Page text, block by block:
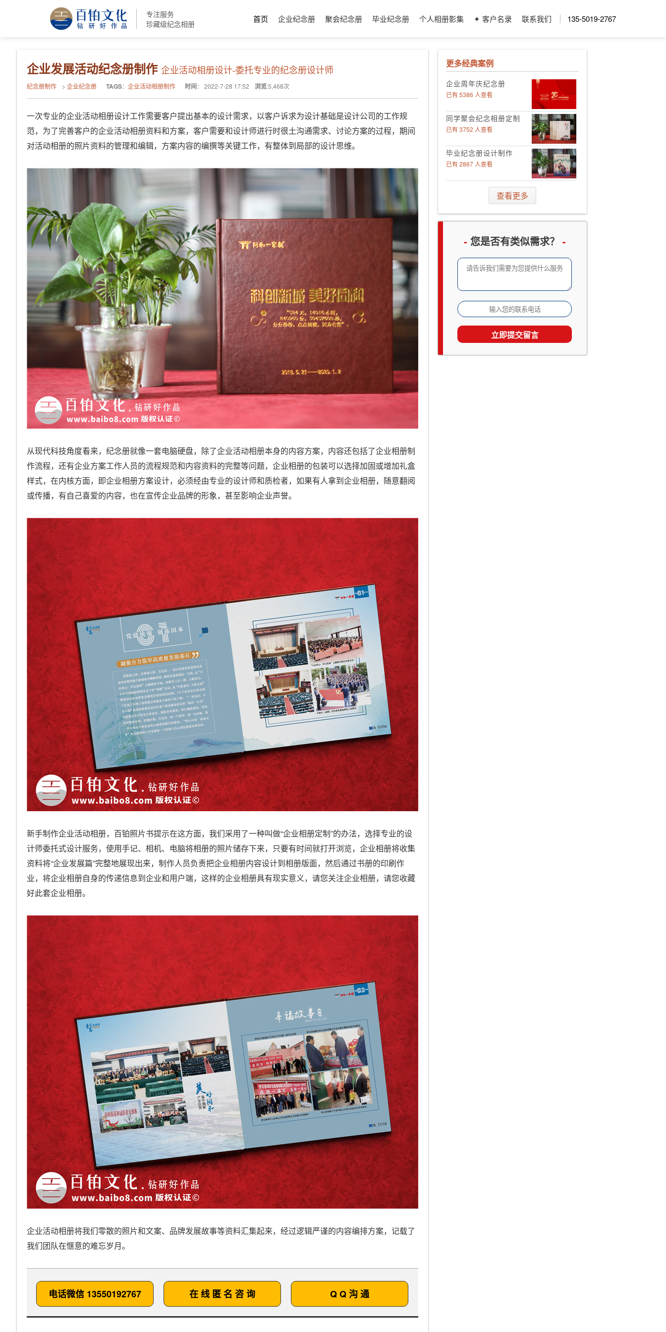
专注服务
珍藏级纪念相册
首页 企业纪念册 聚会纪念册 毕业纪念册 个人相册影集 ✦ 客户名录 联系我们 135-5019-2767
企业发展活动纪念册制作 企业活动相册设计-委托专业的纪念册设计师
纪念册制作 > 企业纪念册 TAGS： 企业活动相册制作 时间： 2022-7-28 17:52 浏览:5,468次
一次专业的企业活动相册设计工作需要客户提出基本的设计需求，以客户诉求为设计基础是设计公司的工作规
范，为了完善客户的企业活动相册资料和方案，客户需要和设计师进行时很土沟通需求、讨论方案的过程，期间
对活动相册的照片资料的管理和编辑，方案内容的编撰等关键工作，有整体到局部的设计思维。
从现代科技角度看来，纪念册就像一套电脑硬盘，除了企业活动相册本身的内容方案，内容还包括了企业相册制
作流程，还有企业方案工作人员的流程规范和内容资料的完整等问题，企业相册的包装可以选择加固或增加礼盒
样式，在内核方面，即企业相册方案设计，必须经由专业的设计师和质检者，如果有人拿到企业相册，随意翻阅
或传播，有自己喜爱的内容，也在宣传企业品牌的形象，甚至影响企业声誉。
新手制作企业活动相册，百铂照片书提示在这方面，我们采用了一种叫做“企业相册定制”的办法，选择专业的设
计师委托式设计服务，使用手记、相机、电脑将相册的照片储存下来，只要有时间就打开浏览，企业相册将收集
资料将“企业发展篇”完整地展现出来，制作人员负责把企业相册内容设计到相册版面，然后通过书册的印刷作
业，将企业相册自身的传递信息到企业和用户端，这样的企业相册具有现实意义，请您关注企业相册，请您收藏
好此套企业相册。
企业活动相册将我们零散的照片和文案、品牌发展故事等资料汇集起来，经过逻辑严谨的内容编排方案，记载了
我们团队在惬意的难忘岁月。
电话微信 13550192767 在 线 匿 名 咨 询 Q Q 沟 通
更多经典案例
企业周年庆纪念册
已有 5386 人查看
同学聚会纪念相册定制
已有 3752 人查看
毕业纪念册设计制作
已有 2867 人查看
领导工作影集定制
企业邮册设计定制
成长留念及成人礼相册
已有 2533 人查看
家庭及生日相册影集
已有 1867 人查看
旅行照片书定制
已有 1538 人查看
查看更多
- 您是否有类似需求？ -